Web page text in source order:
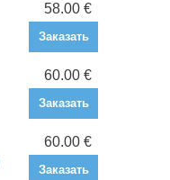
58.00 €
Заказать
60.00 €
Заказать
60.00 €
Заказать